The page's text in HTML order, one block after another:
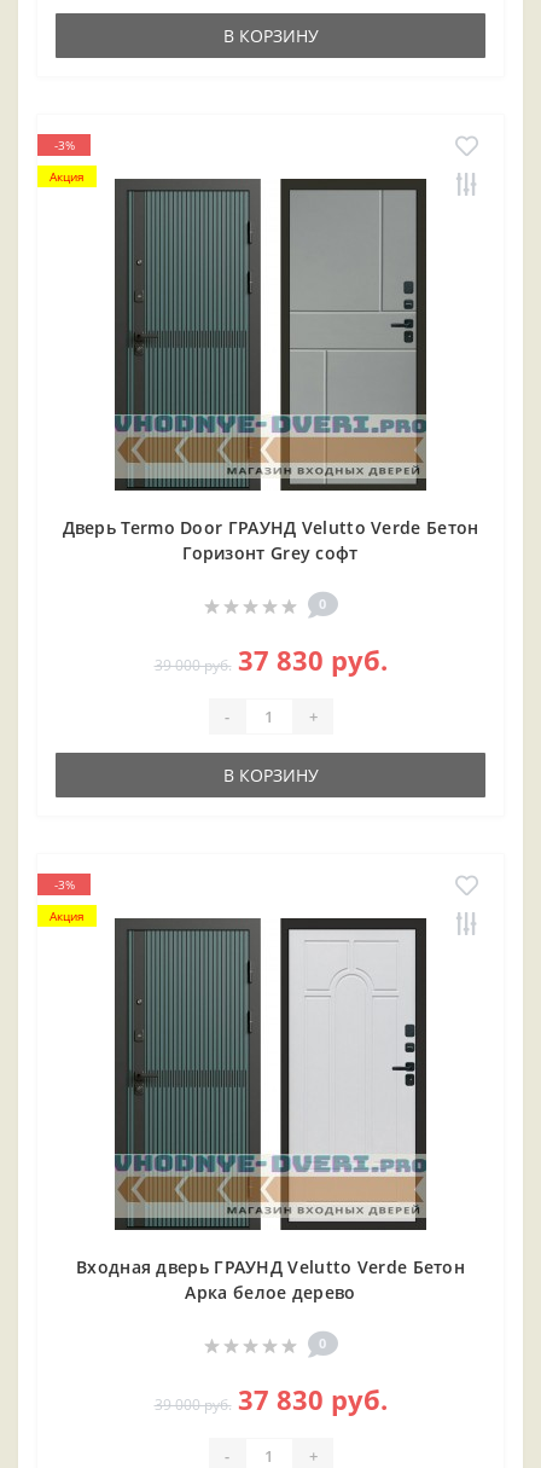
В КОРЗИНУ
-3%
Акция
Дверь Termo Door ГРАУНД Velutto Verde Бетон
Горизонт Grey софт
0
39 000 руб. 37 830 руб.
- +
В КОРЗИНУ
-3%
Акция
Входная дверь ГРАУНД Velutto Verde Бетон
Арка белое дерево
0
39 000 руб. 37 830 руб.
- +